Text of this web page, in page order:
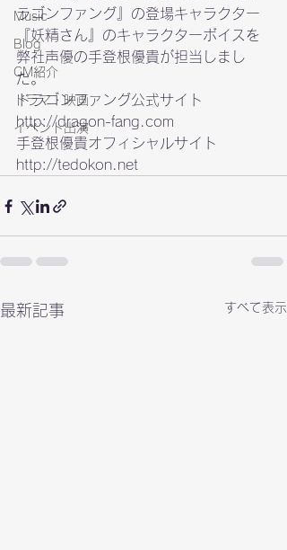
Music
Blog
CM紹介
ドラマ・映画
イベント出演
ラゴンファング』の登場キャラクター
『妖精さん』のキャラクターボイスを
弊社声優の手登根優貴が担当しまし
た。
http://dragon-fang.com
http://tedokon.net
最新記事 すべて表示